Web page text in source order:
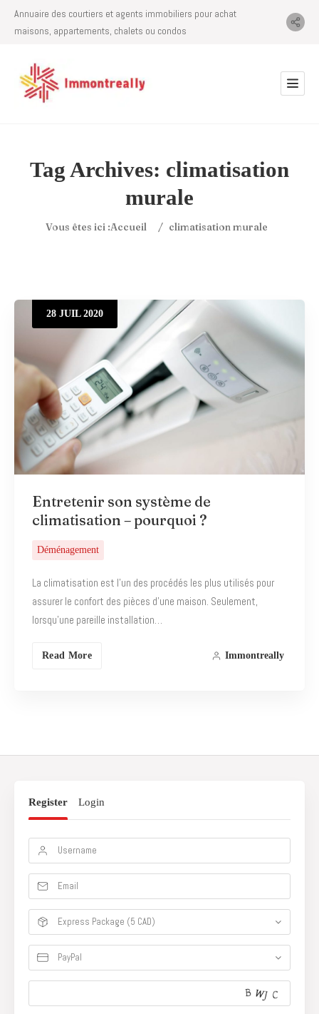
Annuaire des courtiers et agents immobiliers pour achat
maisons, appartements, chalets ou condos
Tag Archives: climatisation
murale
Vous êtes ici :Accueil / climatisation murale
28 JUIL 2020
Entretenir son système de
climatisation – pourquoi ?
Déménagement
La climatisation est l’un des procédés les plus utilisés pour
assurer le confort des pièces d’une maison. Seulement,
lorsqu’une pareille installation…
Read More Immontreally
Register Login
Express Package (5 CAD)
PayPal